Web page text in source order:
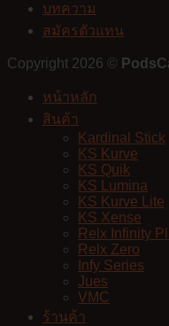
บทความ
สมัครตัวแทน
Copyright 2026 ©
หน้าหลัก
สินค้า
Kardinal Stick
KS Kurve
KS Quik
KS Lumina
KS Kurve Lite
KS Xense
Relx Infinity
Relx Zero
Infy Series
Jues
VMC
ร้านค้า